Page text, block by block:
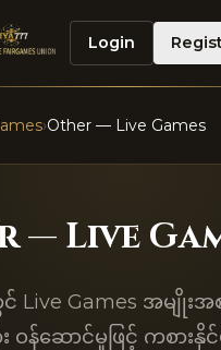
Login
›Other — Live Games
— Live
င် Live Games အမျိုး
ဝန်ဆောင်မှုဖြင့် ကစား